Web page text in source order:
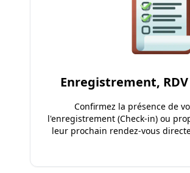
Enregistrement,
Confirmez la présence de
l'enregistrement (Check-in) ou
leur prochain rendez-vous